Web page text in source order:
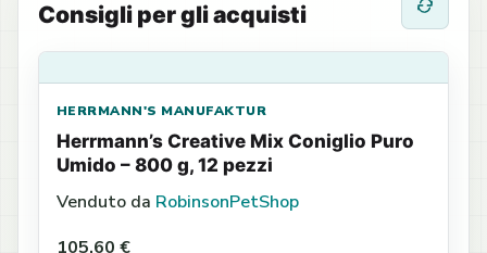
Consigli per gli acquisti
HERRMANN'S MANUFAKTUR
Herrmann’s Creative Mix Coniglio Puro
Umido – 800 g, 12 pezzi
Venduto da RobinsonPetShop
105,60 €